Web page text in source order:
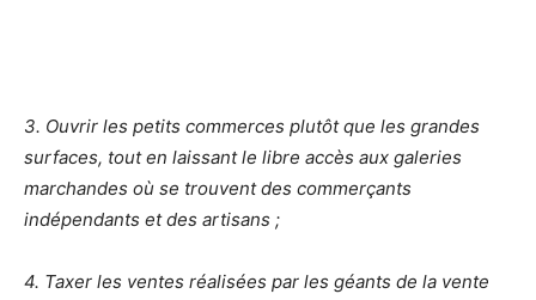
3. Ouvrir les petits commerces plutôt que les grandes
surfaces, tout en laissant le libre accès aux galeries
marchandes où se trouvent des commerçants
indépendants et des artisans ;
4. Taxer les ventes réalisées par les géants de la vente